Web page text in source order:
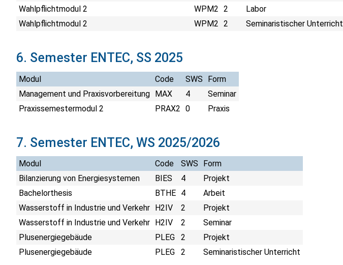
Wahlpflichtmodul 2
WPM2 2
Labor
Wahlpflichtmodul 2
WPM2 2 Seminaristischer Unterricht
6. Semester ENTEC, SS 2025
Modul Code SWS
Form
Management und Praxisvorbereitung MAX 4
Seminar
Praxissemestermodul 2
PRAX2 0 Praxis
7. Semester ENTEC, WS 2025/2026
Modul Code SWS
Form
Bilanzierung von Energiesystemen
BIES 4
Projekt
Bachelorthesis
BTHE 4
Arbeit
Wasserstoff in Industrie und Verkehr
H2IV 2
Projekt
Wasserstoff in Industrie und Verkehr
H2IV 2
Seminar
Plusenergiegebäude
PLEG 2
Projekt
Plusenergiegebäude
PLEG 2 Seminaristischer Unterricht